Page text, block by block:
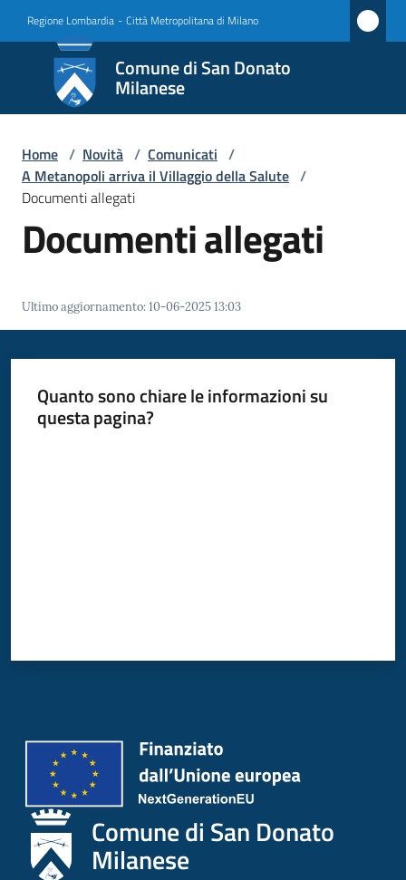
Regione Lombardia - Città Metropolitana di Milano
Comune di San Donato
Milanese
Comune
di San
Donato
Milanese
Amministrazione
San
Donato
Milanese
Home / Novità / Comunicati /
A Metanopoli arriva il Villaggio della Salute /
Documenti allegati
Documenti allegati
Ultimo aggiornamento:10-06-2025 13:03
Quanto sono chiare le informazioni su
questa pagina?
Comune di San Donato
Milanese